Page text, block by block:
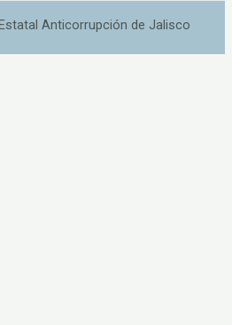
Anticorrupción de Jalisco